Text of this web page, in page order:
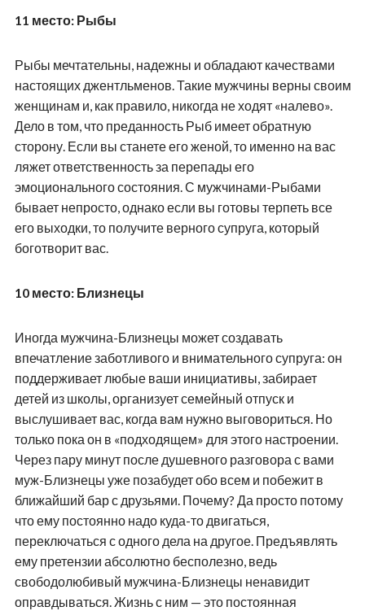
11 место: Рыбы
Рыбы мечтательны, надежны и обладают качествами
настоящих джентльменов. Такие мужчины верны своим
женщинам и, как правило, никогда не ходят «налево».
Дело в том, что преданность Рыб имеет обратную
сторону. Если вы станете его женой, то именно на вас
ляжет ответственность за перепады его
эмоционального состояния. С мужчинами-Рыбами
бывает непросто, однако если вы готовы терпеть все
его выходки, то получите верного супруга, который
боготворит вас.
10 место: Близнецы
Иногда мужчина-Близнецы может создавать
впечатление заботливого и внимательного супруга: он
поддерживает любые ваши инициативы, забирает
детей из школы, организует семейный отпуск и
выслушивает вас, когда вам нужно выговориться. Но
только пока он в «подходящем» для этого настроении.
Через пару минут после душевного разговора с вами
муж-Близнецы уже позабудет обо всем и побежит в
ближайший бар с друзьями. Почему? Да просто потому
что ему постоянно надо куда-то двигаться,
переключаться с одного дела на другое. Предъявлять
ему претензии абсолютно бесполезно, ведь
свободолюбивый мужчина-Близнецы ненавидит
оправдываться. Жизнь с ним — это постоянная